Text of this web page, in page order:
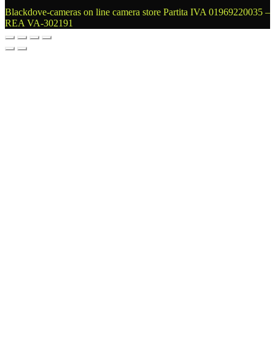
Blackdove-cameras on line camera store Partita IVA 01969220035 –
REA VA-302191